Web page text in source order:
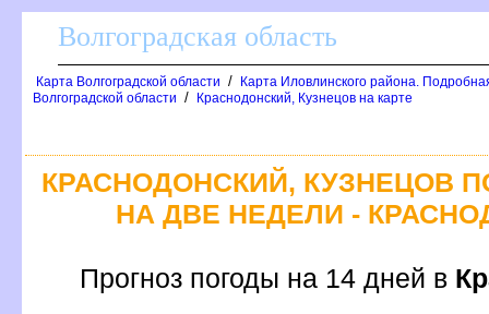
олгоградская область
Карта Волгоградской области /
Карта Иловлинского района.
олгоградской области / Краснодонский, Кузнецов на карте
КРАСНОДОНСКИЙ, КУЗНЕЦОВ
НА ДВЕ НЕДЕЛИ -
Прогноз погоды на 14 дней